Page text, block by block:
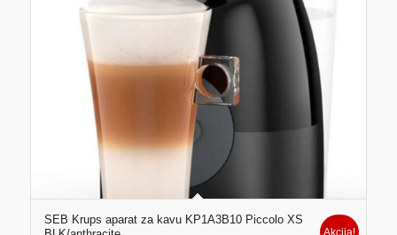
SEB Krups aparat za kavu KP1A3B10 Piccolo XS
Akcija!